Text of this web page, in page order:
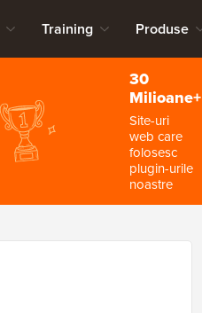
Training Produse
30
Milioane+
Site-uri
web care
folosesc
plugin-urile
noastre